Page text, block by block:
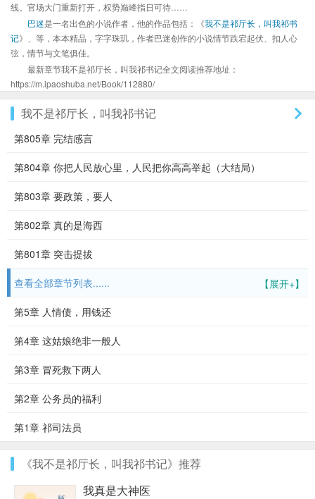
线。官场大门重新打开，权势巅峰指日可待……
巴迷是一名出色的小说作者，他的作品包括：《我不是祁厅长，叫我祁书
记》、等，本本精品，字字珠玑，作者巴迷创作的小说情节跌宕起伏、扣人心
弦，情节与文笔俱佳。
最新章节我不是祁厅长，叫我祁书记全文阅读推荐地址：
https://m.ipaoshuba.net/Book/112880/
我不是祁厅长，叫我祁书记
第805章 完结感言
第804章 你把人民放心里，人民把你高高举起（大结局）
第803章 要政策，要人
第802章 真的是海西
第801章 突击提拔
【展开+】
查看全部章节列表......
第5章 人情债，用钱还
第4章 这姑娘绝非一般人
第3章 冒死救下两人
第2章 公务员的福利
第1章 祁司法员
《我不是祁厅长，叫我祁书记》推荐
我真是大神医